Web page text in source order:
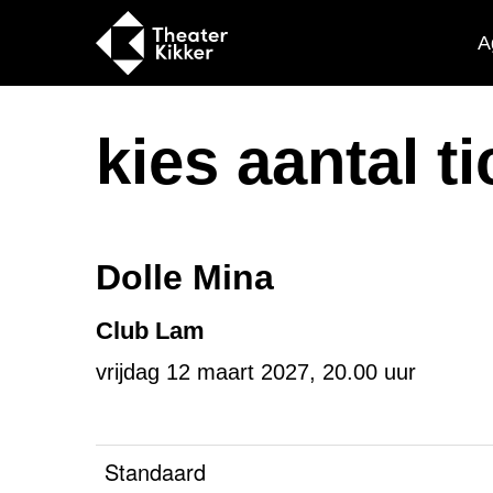
kies aantal
Dolle Mina
Club Lam
vrijdag 12 maart 2027, 20.00 uur
Standaard